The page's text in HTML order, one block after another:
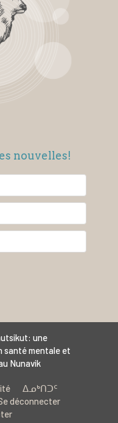
nouvelles!
une
santé mentale et
Nunavik
ᐃᓄᒃᑎᑐᑦ
déconnecter